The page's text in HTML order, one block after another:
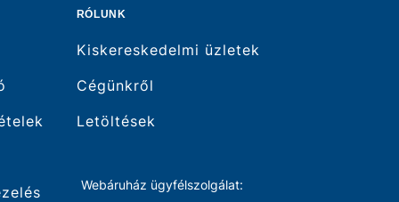
RÓLUNK
Kiskereskedelmi üzletek
Cégünkről
Letöltések
Webáruház ügyfélszolgálat: